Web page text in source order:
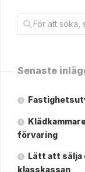
Senaste
förvaring
Lätt att sälja
klasskassan